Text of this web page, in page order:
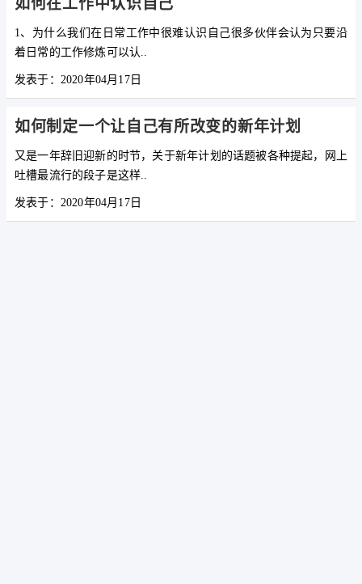
如何在工作中认识自己
1、为什么我们在日常工作中很难认识自己很多伙伴会认为只要沿
着日常的工作修炼可以认..
发表于：2020年04月17日
如何制定一个让自己有所改变的新年计划
又是一年辞旧迎新的时节，关于新年计划的话题被各种提起，网上
吐槽最流行的段子是这样..
发表于：2020年04月17日